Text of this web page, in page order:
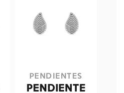
PENDIENTES
PENDIENTE